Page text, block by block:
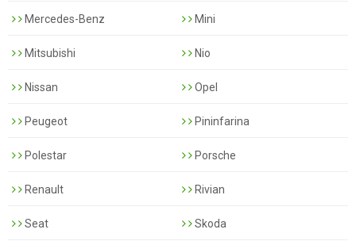
Mercedes-Benz Mini
Mitsubishi Nio
Nissan Opel
Peugeot Pininfarina
Polestar Porsche
Renault Rivian
Seat Skoda